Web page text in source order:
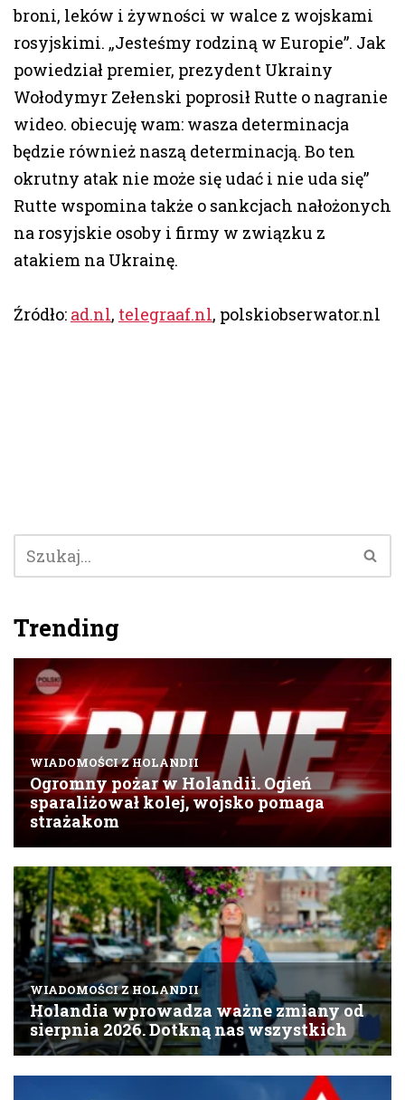
broni, leków i żywności w walce z wojskami
rosyjskimi. „Jesteśmy rodziną w Europie”. Jak
powiedział premier, prezydent Ukrainy
Wołodymyr Zełenski poprosił Rutte o nagranie
wideo. obiecuję wam: wasza determinacja
będzie również naszą determinacją. Bo ten
okrutny atak nie może się udać i nie uda się”
Rutte wspomina także o sankcjach nałożonych
na rosyjskie osoby i firmy w związku z
atakiem na Ukrainę.
Źródło: ad.nl, telegraaf.nl, polskiobserwator.nl
Trending